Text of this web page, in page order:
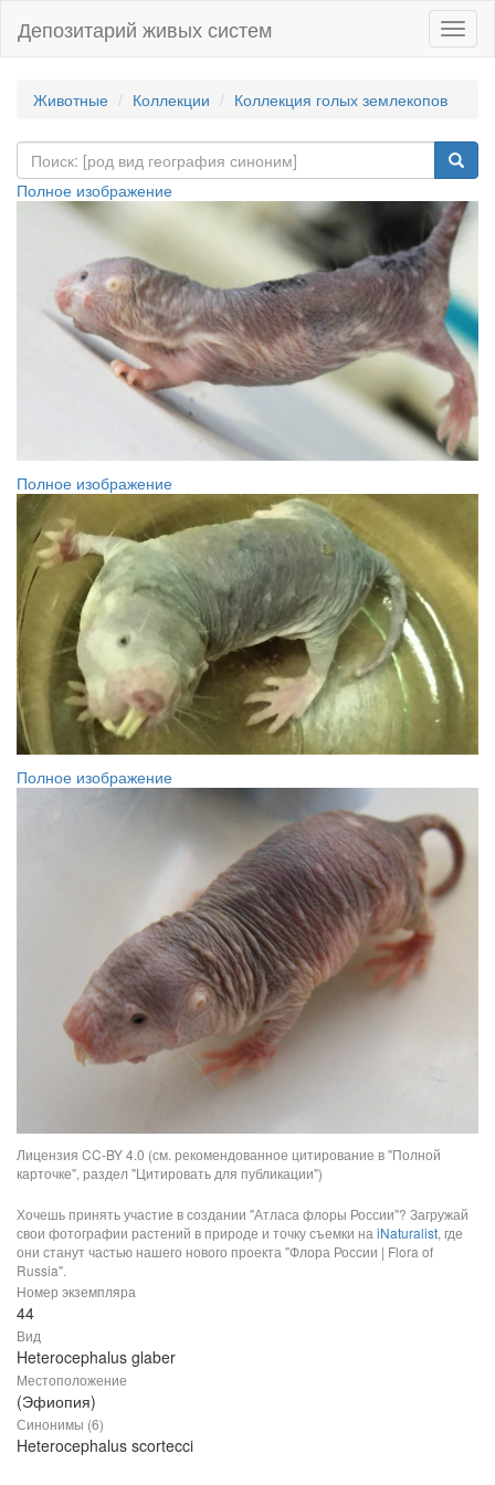
Депозитарий живых систем
Животные Коллекции Коллекция голых землекопов
Полное изображение
Полное изображение
Полное изображение
Лицензия CC-BY 4.0 (см. рекомендованное цитирование в "Полной
карточке", раздел "Цитировать для публикации")
Хочешь принять участие в создании "Атласа флоры России"? Загружай
свои фотографии растений в природе и точку съемки на iNaturalist, где
они станут частью нашего нового проекта "Флора России | Flora of
Russia".
Номер экземпляра
44
Вид
Heterocephalus glaber
Местоположение
(Эфиопия)
Синонимы (6)
Heterocephalus scortecci